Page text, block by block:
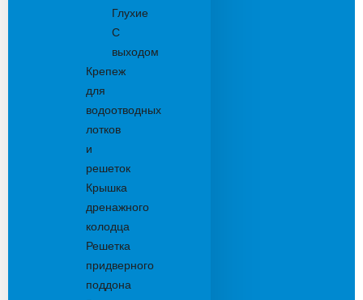
Глухие
С
выходом
Крепеж
для
водоотводных
лотков
и
решеток
Крышка
дренажного
колодца
Решетка
придверного
поддона